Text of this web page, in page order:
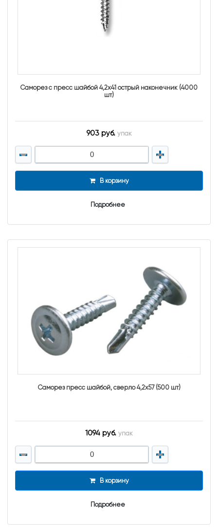
Саморез с пресс шайбой 4,2х41 острый наконечник (4000
шт)
903 руб. упак
В корзину
Подробнее
Саморез пресс шайбой, сверло 4,2х57 (500 шт)
1094 руб. упак
В корзину
Подробнее